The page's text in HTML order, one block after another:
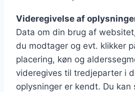
Videregivelse af
Data om din brug af
du modtager og evt. klikker
placering, køn og
videregives til tredjeparter i
oplysninger er kendt. Du kan